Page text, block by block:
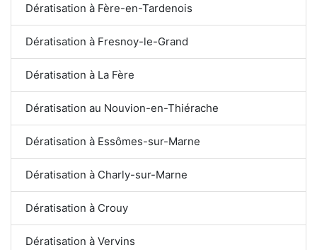
Dératisation à Fère-en-Tardenois
Dératisation à Fresnoy-le-Grand
Dératisation à La Fère
Dératisation au Nouvion-en-Thiérache
Dératisation à Essômes-sur-Marne
Dératisation à Charly-sur-Marne
Dératisation à Crouy
Dératisation à Vervins